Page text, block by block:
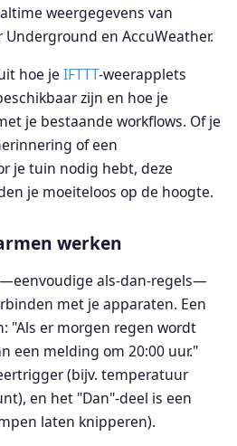
weergegevens van
en AccuWeather.
hoe je IFTTT-weerapplets
zijn en hoe je
je bestaande workflows. Of je
of een
je tuin nodig hebt, deze
je moeiteloos op de hoogte.
werken
—eenvoudige als-dan-regels—
met je apparaten. Een
"Als er morgen regen wordt
een melding om 20:00 uur."
(bijv. temperatuur
en het "Dan"-deel is een
laten knipperen).